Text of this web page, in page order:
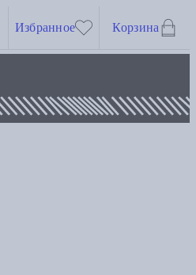
Избранное Корзина